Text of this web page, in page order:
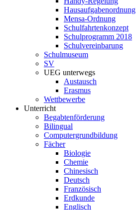
Hausaufgabenordnung
Mensa-Ordnung
Schulfahrtenkonzept
Schulprogramm 2018
Schulvereinbarung
Schulmuseum
SV
UEG unterwegs
Austausch
Erasmus
Wettbewerbe
Unterricht
Begabtenförderung
Bilingual
Computergrundbildung
Fächer
Biologie
Chemie
Chinesisch
Deutsch
Französisch
Erdkunde
Englisch